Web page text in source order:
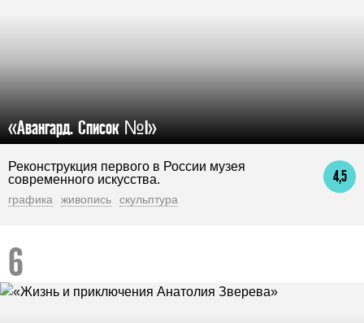
«Авангард. Список №I»
4,5
Реконструкция первого в России музея
современного искусства.
графика живопись скульптура